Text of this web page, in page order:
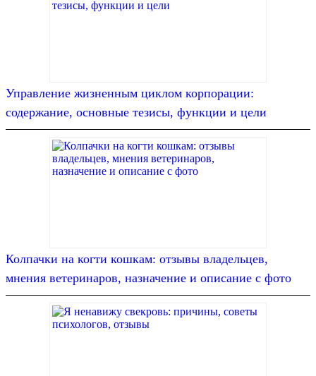
Управление жизненным циклом корпорации:
содержание, основные тезисы, функции и цели
Колпачки на когти кошкам: отзывы владельцев,
мнения ветеринаров, назначение и описание с фото